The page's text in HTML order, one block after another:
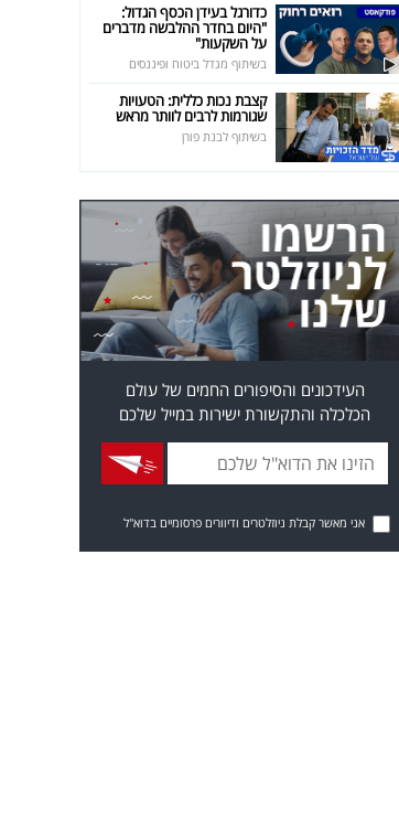
כדורגל בעידן הכסף הגדול:
"היום בחדר ההלבשה מדברים
על השקעות"
בשיתוף מגדל ביטוח ופיננסים
קצבת נכות כללית: הטעויות
שגורמות לרבים לוותר מראש
בשיתוף לבנת פורן
העידכונים והסיפורים החמים של עולם
הכלכלה והתקשורת ישירות במייל שלכם
אני מאשר קבלת ניוזלטרים ודיוורים פרסומיים בדוא"ל